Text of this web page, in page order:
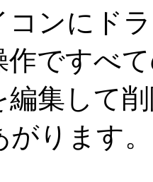
コンにド
作ですべ
編集して
ります。